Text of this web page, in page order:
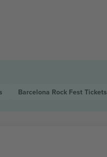
Barcelona Rock Fest Tickets